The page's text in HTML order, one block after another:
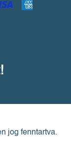
jog fenntartva.